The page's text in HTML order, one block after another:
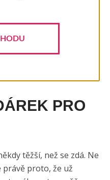
PRO
těžší, než se zdá. Ne
právě proto, že už